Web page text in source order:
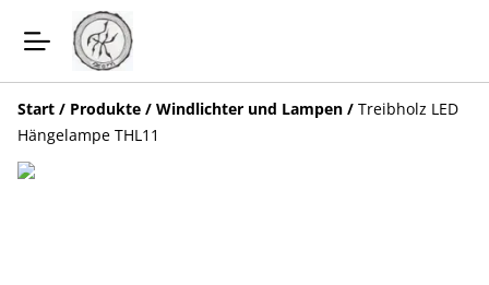
Start / Produkte / Windlichter und Lampen / Treibholz LED
Hängelampe THL11